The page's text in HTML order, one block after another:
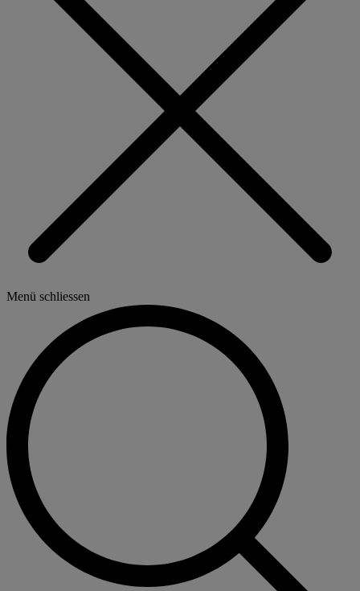
Menü schliessen